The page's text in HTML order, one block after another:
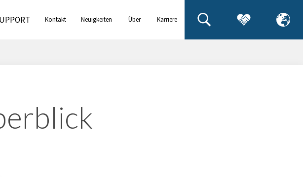
Kontakt
Neuigkeiten
Über
Karriere